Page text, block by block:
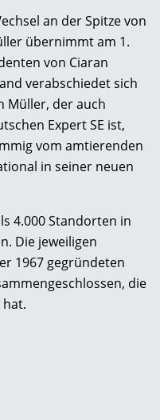
an der Spitze von
übernimmt am 1.
von Ciaran
verabschiedet sich
Müller, der auch
Expert SE ist,
vom amtierenden
in seiner neuen
4.000 Standorten in
Die jeweiligen
1967 gegründeten
die
hat.